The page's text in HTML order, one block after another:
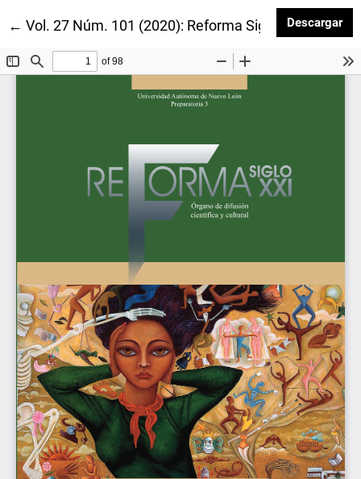
← Volver a los detalles del artículo
Vol. 27 Núm. 101 (2020): Reforma Siglo XXIDescargar